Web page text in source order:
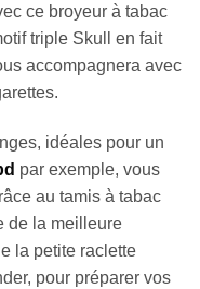
ce broyeur à tabac
triple Skull en fait
accompagnera avec
idéales pour un
par exemple, vous
au tamis à tabac
de la meilleure
la petite raclette
pour préparer vos